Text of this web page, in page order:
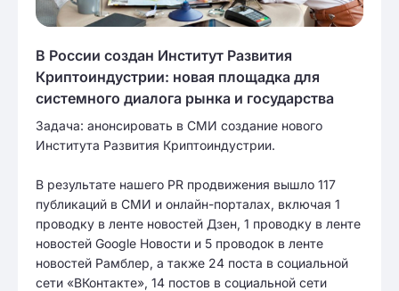
В России создан Институт Развития
Криптоиндустрии: новая площадка для
системного диалога рынка и государства
Задача: анонсировать в СМИ создание нового
Института Развития Криптоиндустрии.
В результате нашего PR продвижения вышло 117
публикаций в СМИ и онлайн-порталах, включая 1
проводку в ленте новостей Дзен, 1 проводку в ленте
новостей Google Новости и 5 проводок в ленте
новостей Рамблер, а также 24 поста в социальной
сети «ВКонтакте», 14 постов в социальной сети